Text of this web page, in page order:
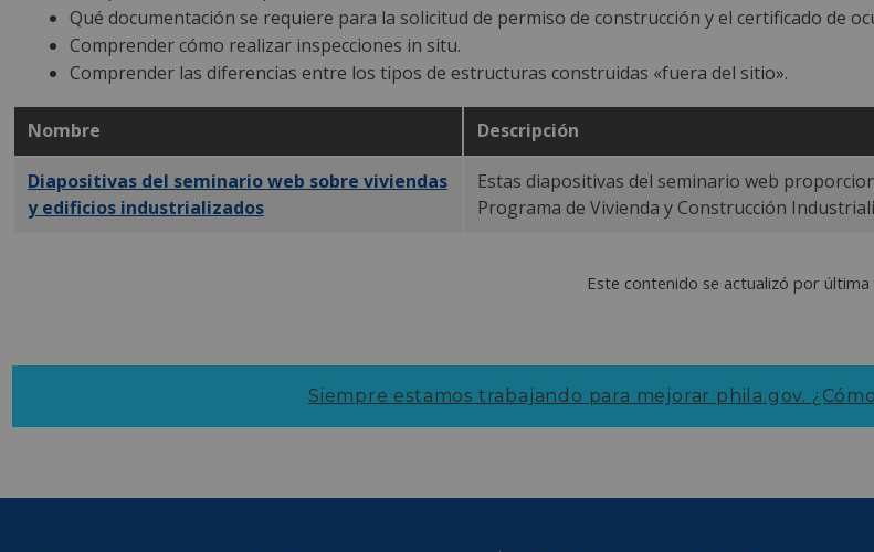
Qué documentación se requiere para la solicitud de permiso de construcción y el certificado de
Comprender cómo realizar inspecciones in situ.
Comprender las diferencias entre los tipos de estructuras construidas «fuera del sitio».
Nombre Descripción
Diapositivas del seminario web sobre viviendas
y edificios industrializadosen PDF
Estas diapositivas del seminario web
Programa de Vivienda y Construcción
Este contenido se actualizó por última
Siempre estamos trabajando para mejorar phila.gov.